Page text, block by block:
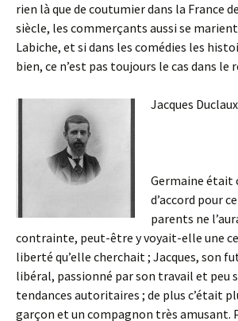
rien là que de coutumier dans la France
siècle, les commerçants aussi se
Labiche, et si dans les comédies les
bien, ce n’est pas toujours le cas dans le
Jacques Duclaux
Germaine
d’accord pour
parents ne
contrainte, peut-être y voyait-elle une
liberté qu’elle cherchait ; Jacques, son
libéral, passionné par son travail et peu
tendances autoritaires ; de plus c’était
garçon et un compagnon très amusant.